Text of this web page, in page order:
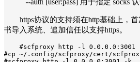
--auth [user:pass] 用于指定 socks
https协议的支持须在http基础上，
书导入系统、追加信任以支持https。
#scfproxy http -l 0.0.0.0:3001
#cp ~/.config/scfproxy/cert/